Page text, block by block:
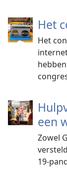
Het
Het
een
Zowel
19-